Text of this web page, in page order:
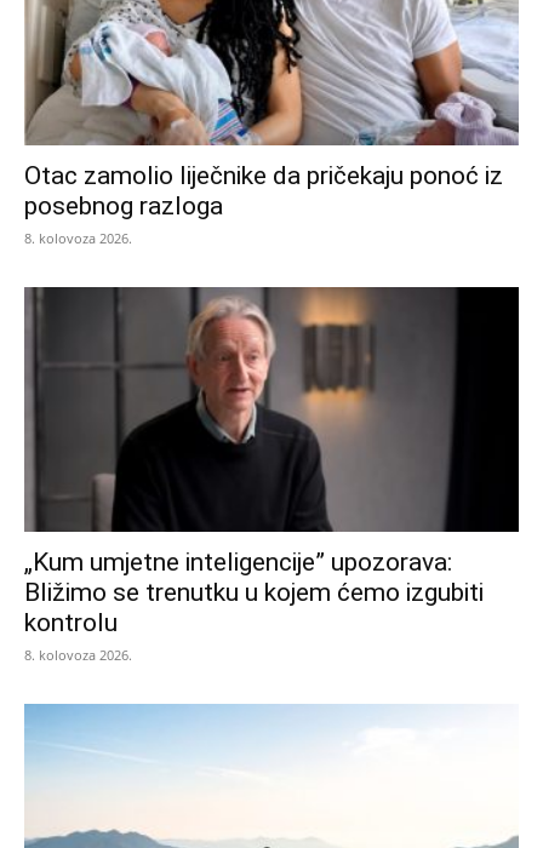
Otac zamolio liječnike da pričekaju ponoć iz
posebnog razloga
8. kolovoza 2026.
„Kum umjetne inteligencije” upozorava:
Bližimo se trenutku u kojem ćemo izgubiti
kontrolu
8. kolovoza 2026.